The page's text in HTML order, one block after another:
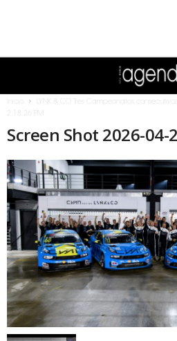
LYNK & CO Tres Campeonatos consecutivos
2.18.26 PM
Screen Shot 2026-04-